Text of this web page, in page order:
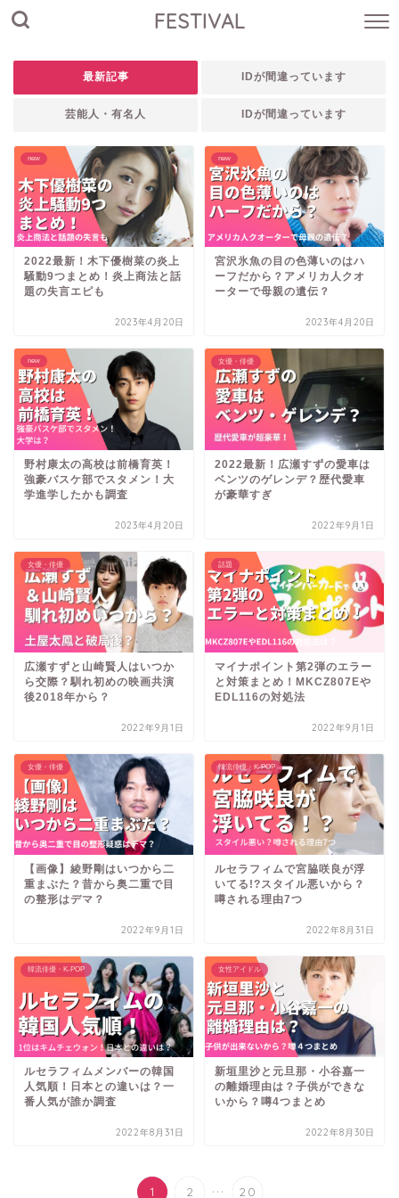
FESTIVAL
最新記事 IDが間違っています
芸能人・有名人 IDが間違っています
new
2022最新！木下優樹菜の炎上
騒動9つまとめ！炎上商法と話
題の失言エピも
2023年4月20日
new
宮沢氷魚の目の色薄いのはハ
ーフだから？アメリカ人クオ
ーターで母親の遺伝？
2023年4月20日
new
野村康太の高校は前橋育英！
強豪バスケ部でスタメン！大
学進学したかも調査
2023年4月20日
女優・俳優
2022最新！広瀬すずの愛車は
ベンツのゲレンデ？歴代愛車
が豪華すぎ
2022年9月1日
女優・俳優
広瀬すずと山崎賢人はいつか
ら交際？馴れ初めの映画共演
後2018年から？
2022年9月1日
話題
マイナポイント第2弾のエラー
と対策まとめ！MKCZ807Eや
EDL116の対処法
2022年9月1日
女優・俳優
【画像】綾野剛はいつから二
重まぶた？昔から奥二重で目
の整形はデマ？
2022年9月1日
韓流俳優・K-POP
ルセラフィムで宮脇咲良が浮
いてる!?スタイル悪いから？
噂される理由7つ
2022年8月31日
韓流俳優・K-POP
ルセラフィムメンバーの韓国
人気順！日本との違いは？一
番人気が誰か調査
2022年8月31日
女性アイドル
新垣里沙と元旦那・小谷嘉一
の離婚理由は？子供ができな
いから？噂4つまとめ
2022年8月30日
1 2 ... 20